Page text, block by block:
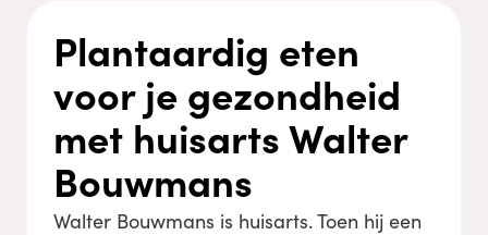
Plantaardig eten
voor je gezondheid
met huisarts Walter
Bouwmans
Walter Bouwmans is huisarts. Toen hij een